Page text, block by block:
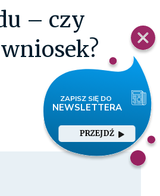
PRZEJDŹ
– czy